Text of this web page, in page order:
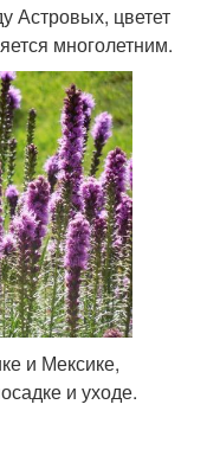
Астровых, цветет
многолетним.
и Мексике,
и уходе.